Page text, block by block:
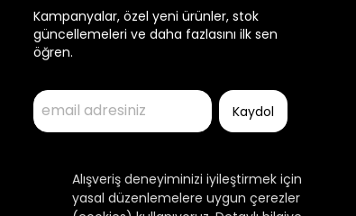
Alışveriş deneyiminizi iyileştirmek için
yasal düzenlemelere uygun çerezler
Kampanyalar, özel yeni ürünler, stok
güncellemeleri ve daha fazlasını ilk sen
öğren.
Kaydol